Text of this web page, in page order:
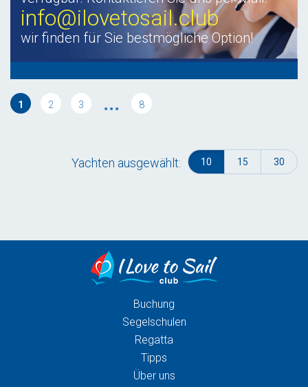
info@ilovetosail.club
wir finden für Sie bestmögliche Option!
1 2 3 ... 8
Yachten ausgewählt: 10 15 30
Buchung
Segelschulen
Regatta
Tipps
Über uns